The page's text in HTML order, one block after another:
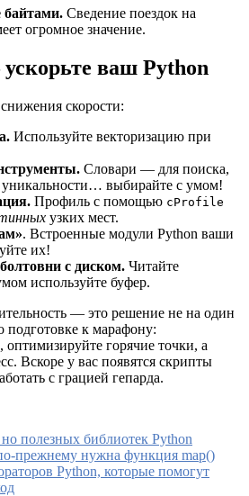
байтами. Сведение поездок на
огромное значение.
ваш Python
скорости:
Используйте векторизацию при
Словари — для поиска,
выбирайте с умом!
Профиль с помощью cProfile
узких мест.
. Встроенные модули Python ваши
их!
с диском. Читайте
используйте буфер.
— это решение не на один
подготовке к марафону:
горячие точки, а
Вскоре у вас появятся скрипты
с грацией гепарда.
полезных библиотек Python
прежнему нужна функция map()
Python, которые помогут